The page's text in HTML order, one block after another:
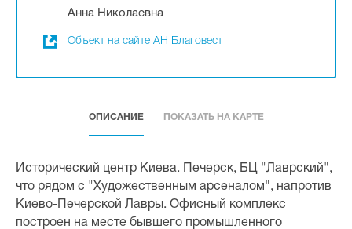
Анна Николаевна
Объект на сайте АН Благовест
ОПИСАНИЕ ПОКАЗАТЬ НА КАРТЕ
Исторический центр Киева. Печерск, БЦ "Лаврский",
что рядом с "Художественным арсеналом", напротив
Киево-Печерской Лавры. Офисный комплекс
построен на месте бывшего промышленного